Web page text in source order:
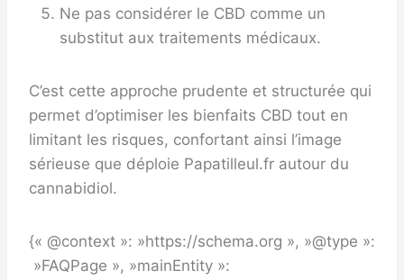
Ne pas considérer le CBD comme un
substitut aux traitements médicaux.
C’est cette approche prudente et structurée qui
permet d’optimiser les bienfaits CBD tout en
limitant les risques, confortant ainsi l’image
sérieuse que déploie Papatilleul.fr autour du
cannabidiol.
{« @context »: »https://schema.org », »@type »:
»FAQPage », »mainEntity »: